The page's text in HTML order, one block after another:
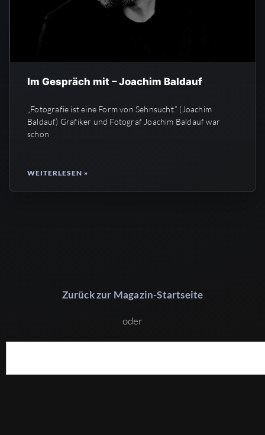
Im Gespräch mit – Joachim Baldauf
„Fotografie ist eine Form von Sehnsucht.” (Joachim
Baldauf) Grafiker und Fotograf Joachim Baldauf war
schon
WEITERLESEN »
Zurück zur Magazin-Startseite
oder